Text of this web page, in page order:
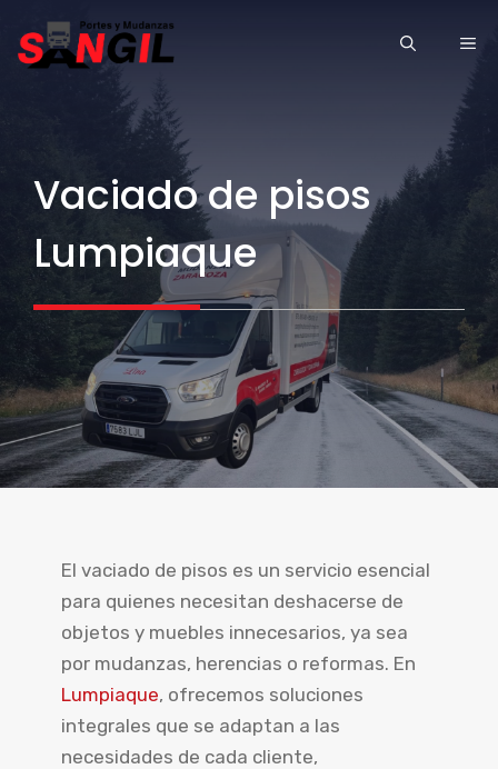
Vaciado de pisos
Lumpiaque
El vaciado de pisos es un servicio esencial
para quienes necesitan deshacerse de
objetos y muebles innecesarios, ya sea
por mudanzas, herencias o reformas. En
Lumpiaque, ofrecemos soluciones
integrales que se adaptan a las
necesidades de cada cliente,